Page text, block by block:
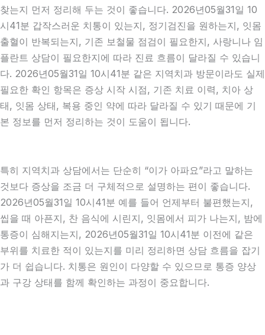
찾는지 먼저 정리해 두는 것이 좋습니다. 2026년05월31일 10
시41분 갑작스러운 치통이 있는지, 정기검진을 원하는지, 잇몸
출혈이 반복되는지, 기존 보철물 점검이 필요한지, 사랑니나 임
플란트 상담이 필요한지에 따라 진료 흐름이 달라질 수 있습니
다. 2026년05월31일 10시41분 같은 지역치과 방문이라도 실제
필요한 확인 항목은 증상 시작 시점, 기존 치료 이력, 치아 상
태, 잇몸 상태, 복용 중인 약에 따라 달라질 수 있기 때문에 기
본 정보를 먼저 정리하는 것이 도움이 됩니다.
특히 지역치과 상담에서는 단순히 “이가 아파요”라고 말하는
것보다 증상을 조금 더 구체적으로 설명하는 편이 좋습니다.
2026년05월31일 10시41분 예를 들어 언제부터 불편했는지,
씹을 때 아픈지, 찬 음식에 시린지, 잇몸에서 피가 나는지, 밤에
통증이 심해지는지, 2026년05월31일 10시41분 이전에 같은
부위를 치료한 적이 있는지를 미리 정리하면 상담 흐름을 잡기
가 더 쉽습니다. 치통은 원인이 다양할 수 있으므로 통증 양상
과 구강 상태를 함께 확인하는 과정이 중요합니다.